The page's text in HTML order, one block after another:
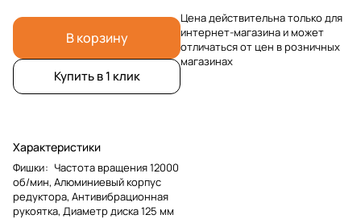
В корзину
Купить в 1 клик
Характеристики
Фишки: Частота вращения 12000
об/мин, Алюминиевый корпус
редуктора, Антивибрационная
рукоятка, Диаметр диска 125 мм
Цена действительна только для
интернет-магазина и может
отличаться от цен в розничных
магазинах